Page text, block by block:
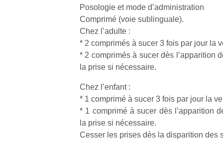
Posologie et mode d’administration
Comprimé (voie sublinguale).
Chez l’adulte :
* 2 comprimés à sucer 3 fois par jour la
* 2 comprimés à sucer dès l’apparition
la prise si nécessaire.
Chez l’enfant :
* 1 comprimé à sucer 3 fois par jour la
* 1 comprimé à sucer dès l’apparition
la prise si nécessaire.
Cesser les prises dès la disparition des